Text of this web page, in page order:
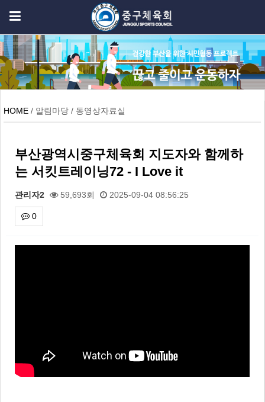
HOME / 알림마당 / 동영상자료실
부산광역시중구체육회 지도자와 함께하
는 서킷트레이닝72 - I Love it
관리자2 59,693회 2025-09-04 08:56:25
0